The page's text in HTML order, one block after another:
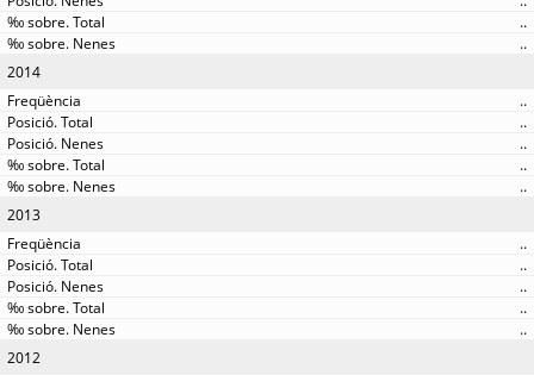
..
..
2014
..
..
..
..
..
2013
..
..
..
..
..
2012